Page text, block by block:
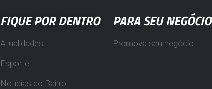
FIQUE POR DENTRO
Atualidades
Esporte
Notícias do Bairro
PARA SEU NEGÓCIO
Promova seu negócio